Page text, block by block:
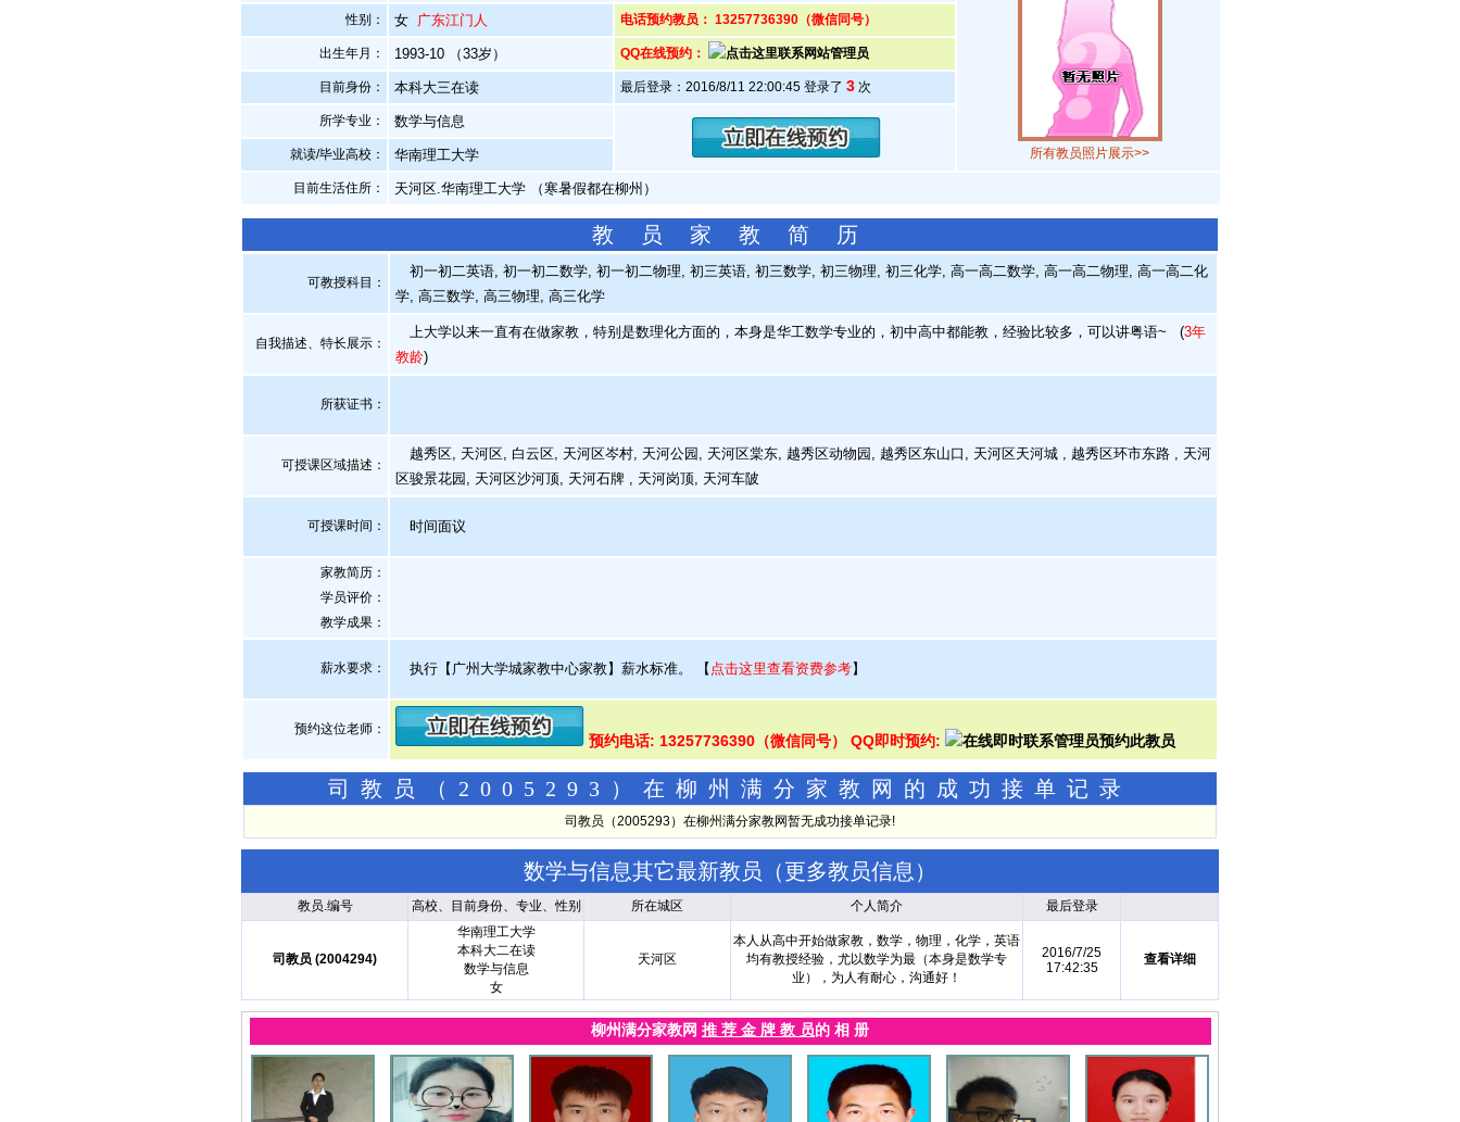
所有教员照片展示>>
性别： 女 广东江门人 电话预约教员： 13257736390（微信同号）
出生年月： 1993-10 （33岁） QQ在线预约：
目前身份： 本科大三在读 最后登录：2016/8/11 22:00:45 登录了 3次
所学专业： 数学与信息
就读/毕业高校： 华南理工大学
目前生活住所： 天河区.华南理工大学 （寒暑假都在柳州）
教 员 家 教 简 历
可教授科目：
初一初二英语, 初一初二数学, 初一初二物理, 初三英语, 初三数学, 初三物理, 初三化学, 高一高二数学, 高一高二物理, 高一高二化
学, 高三数学, 高三物理, 高三化学
自我描述、特长展示 ：
上大学以来一直有在做家教，特别是数理化方面的，本身是华工数学专业的，初中高中都能教，经验比较多，可以讲粤语~ (3年
教龄)
所获证书 ：
可授课区域描述：
越秀区, 天河区, 白云区, 天河区岑村, 天河公园, 天河区棠东, 越秀区动物园, 越秀区东山口, 天河区天河城 , 越秀区环市东路 , 天河
区骏景花园, 天河区沙河顶, 天河石牌 , 天河岗顶, 天河车陂
可授课时间： 时间面议
家教简历：
学员评价：
教学成果：
薪水要求： 执行【广州大学城家教中心家教】薪水标准。 【 点击这里查看资费参考】
预约这位老师：
预约电话: 13257736390（微信同号） QQ即时预约:
司教员（2005293）在柳州满分家教网的成功接单记录
司教员（2005293）在柳州满分家教网暂无成功接单记录!
数学与信息其它最新教员（更多教员信息 ）
教员.编号 高校、目前身份、专业、性别 所在城区 个人简介 最后登录
司教员 (2004294)
华南理工大学
本科大二在读
数学与信息
女
天河区
本人从高中开始做家教，数学，物理，化学，英语
均有教授经验，尤以数学为最（本身是数学专
业），为人有耐心，沟通好！
2016/7/25
17:42:35
查看详细
柳州满分家教网 推 荐 金 牌 教 员的 相 册